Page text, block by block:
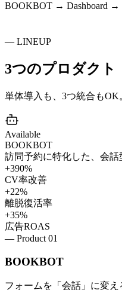
BOOKBOT → Dashboard →
— LINEUP
3つのプロダクト
単体導入も、3つ統合もOK
Available
BOOKBOT
訪問予約に特化した、会話
+390%
CV率改善
+22%
離脱復活率
+35%
広告ROAS
— Product 01
BOOKBOT
フォームを「会話」に変え